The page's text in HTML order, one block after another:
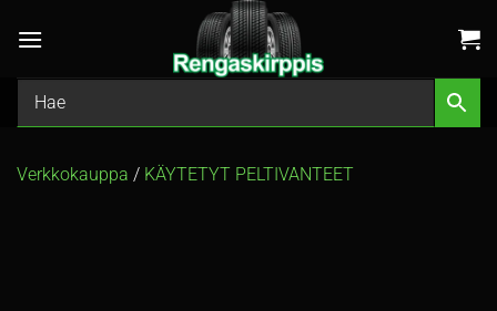
Verkkokauppa / KÄYTETYT PELTIVANTEET